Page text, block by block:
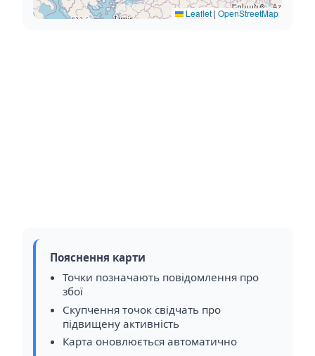
Leaflet | OpenStreetMap
Пояснення карти
Точки позначають повідомлення про
збої
Скупчення точок свідчать про
підвищену активність
Карта оновлюється автоматично